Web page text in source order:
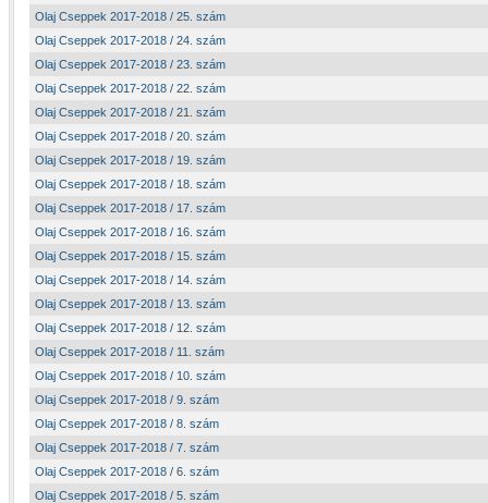
Olaj Cseppek 2017-2018 / 25. szám
Olaj Cseppek 2017-2018 / 24. szám
Olaj Cseppek 2017-2018 / 23. szám
Olaj Cseppek 2017-2018 / 22. szám
Olaj Cseppek 2017-2018 / 21. szám
Olaj Cseppek 2017-2018 / 20. szám
Olaj Cseppek 2017-2018 / 19. szám
Olaj Cseppek 2017-2018 / 18. szám
Olaj Cseppek 2017-2018 / 17. szám
Olaj Cseppek 2017-2018 / 16. szám
Olaj Cseppek 2017-2018 / 15. szám
Olaj Cseppek 2017-2018 / 14. szám
Olaj Cseppek 2017-2018 / 13. szám
Olaj Cseppek 2017-2018 / 12. szám
Olaj Cseppek 2017-2018 / 11. szám
Olaj Cseppek 2017-2018 / 10. szám
Olaj Cseppek 2017-2018 / 9. szám
Olaj Cseppek 2017-2018 / 8. szám
Olaj Cseppek 2017-2018 / 7. szám
Olaj Cseppek 2017-2018 / 6. szám
Olaj Cseppek 2017-2018 / 5. szám